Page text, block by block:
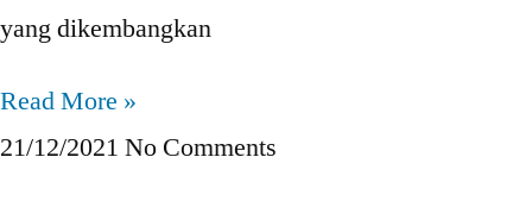
yang dikembangkan
Read More »
21/12/2021 No Comments